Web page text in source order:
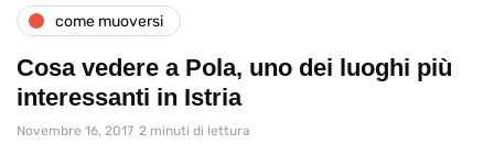
come muoversi
Cosa vedere a Pola, uno dei luoghi più
interessanti in Istria
Novembre 16, 2017 2 minuti di lettura